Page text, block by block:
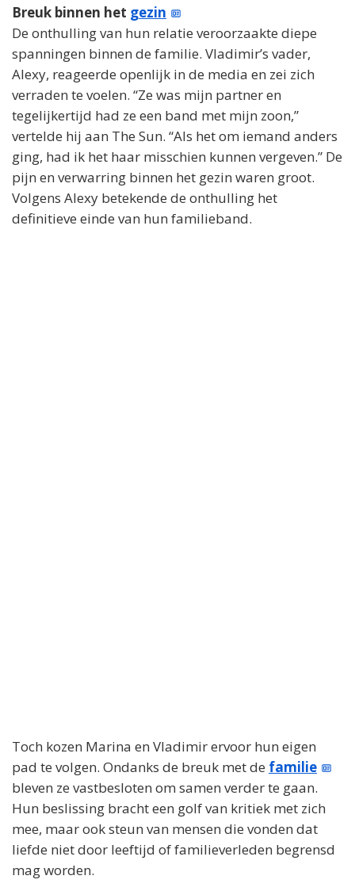
Breuk binnen het gezin
De onthulling van hun relatie veroorzaakte diepe
spanningen binnen de familie. Vladimir’s vader,
Alexy, reageerde openlijk in de media en zei zich
verraden te voelen. “Ze was mijn partner en
tegelijkertijd had ze een band met mijn zoon,”
vertelde hij aan The Sun. “Als het om iemand anders
ging, had ik het haar misschien kunnen vergeven.” De
pijn en verwarring binnen het gezin waren groot.
Volgens Alexy betekende de onthulling het
definitieve einde van hun familieband.
Toch kozen Marina en Vladimir ervoor hun eigen
pad te volgen. Ondanks de breuk met de familie
bleven ze vastbesloten om samen verder te gaan.
Hun beslissing bracht een golf van kritiek met zich
mee, maar ook steun van mensen die vonden dat
liefde niet door leeftijd of familieverleden begrensd
mag worden.